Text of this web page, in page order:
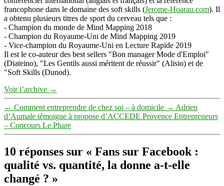
francophone dans le domaine des soft skills (Jerome-Hoarau.com). Il
a obtenu plusieurs titres de sport du cerveau tels que :
- Champion du monde de Mind Mapping 2018
- Champion du Royaume-Uni de Mind Mapping 2019
- Vice-champion du Royaume-Uni en Lecture Rapide 2019
Il est le co-auteur des best sellers "Bon manager Mode d'Emploi"
(Diateino), "Les Gentils aussi méritent de réussir" (Alisio) et de
"Soft Skills (Dunod).
Voir l’archive →
← Comment entreprendre de chez soi – à domicile → Adrien
d’Aumale témoigne à propose d’ACCEDE Provence Entrepreneurs
– Concours Le Phare
10 réponses sur « Fans sur Facebook :
qualité vs. quantité, la donne a-t-elle
changé ? »